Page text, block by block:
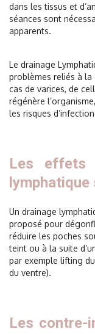
dans les tissus et
séances sont
apparents.
Le drainage
problèmes reliés à la
cas de varices, de
régénère
les risques
Les effets
Un drainage
proposé pour
réduire les poches
teint ou à la suite
par exemple lifting
du ventre).
Les contre-